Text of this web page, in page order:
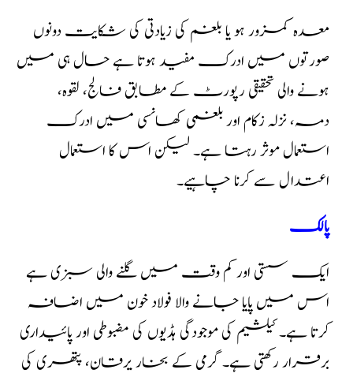
معدہ کمزور ہو یا بلغم کی زیادتی کی شکایت دونوں
صورتوں میں ادرک مفید ہوتا ہے حال ہی میں
ہونے والی تحقیقی رپورٹ کے مطابق فالج، لقوہ،
دمہ، نزلہ زکام اور بلغمی کھانسی میں ادرک
استعمال موثر رہتا ہے۔ لیکن اس کا استعمال
اعتدال سے کرنا چاہیے۔
پالک
ایک سستی اور کم وقت میں گلنے والی سبزی ہے
اس میں پایا جانے والا فولاد خون میں اضافہ
کرتا ہے۔ کیلشیم کی موجودگی ہڈیوں کی مضبوطی اور پائیداری
برقرار رکھتی ہے۔ گرمی کے بخار یرقان، پتھری کی